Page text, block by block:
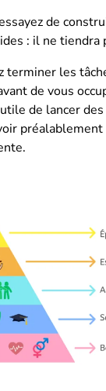
de
: il ne tiendra
terminer les
de vous
de lancer